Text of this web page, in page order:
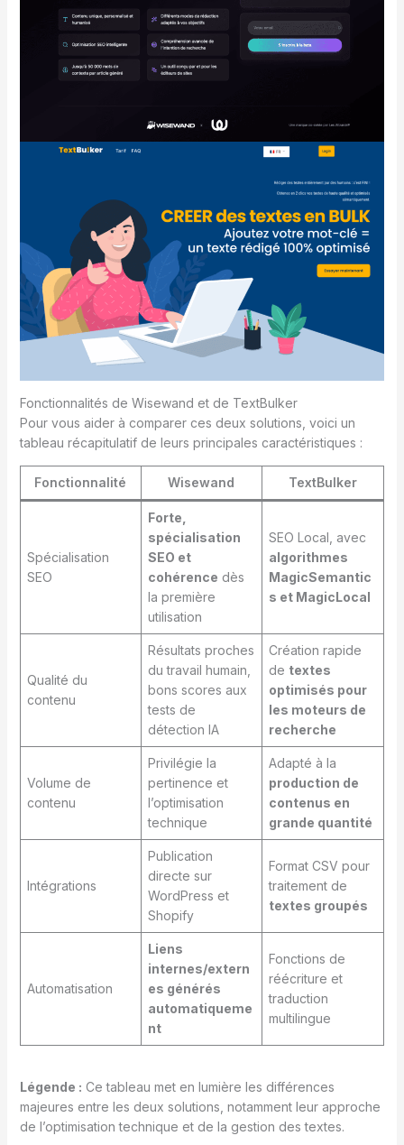
Fonctionnalités de Wisewand et de TextBulker
Pour vous aider à comparer ces deux solutions, voici un
tableau récapitulatif de leurs principales caractéristiques :
Fonctionnalité Wisewand TextBulker
Spécialisation
SEO
Forte,
spécialisation
SEO et
cohérence dès
la première
utilisation
SEO Local, avec
algorithmes
MagicSemantic
s et MagicLocal
Qualité du
contenu
Résultats proches
du travail humain,
bons scores aux
tests de
détection IA
Création rapide
de textes
optimisés pour
les moteurs de
recherche
Volume de
contenu
Privilégie la
pertinence et
l’optimisation
technique
Adapté à la
production de
contenus en
grande quantité
Intégrations
Publication
directe sur
WordPress et
Shopify
Format CSV pour
traitement de
textes groupés
Automatisation
Liens
internes/extern
es générés
automatiqueme
nt
Fonctions de
réécriture et
traduction
multilingue
Légende : Ce tableau met en lumière les différences
majeures entre les deux solutions, notamment leur approche
de l’optimisation technique et de la gestion des textes.